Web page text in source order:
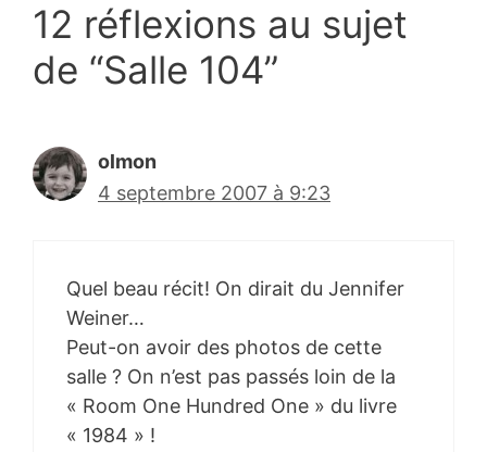
12 réflexions au sujet
de “Salle 104”
olmon
4 septembre 2007 à 9:23
Quel beau récit! On dirait du Jennifer
Weiner…
Peut-on avoir des photos de cette
salle ? On n’est pas passés loin de la
« Room One Hundred One » du livre
« 1984 » !